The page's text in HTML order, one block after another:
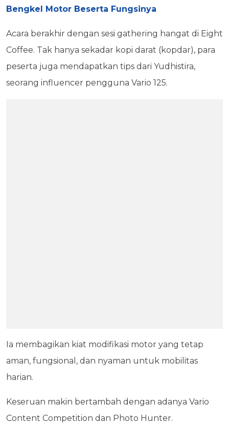
Bengkel Motor Beserta Fungsinya
Acara berakhir dengan sesi gathering hangat di Eight
Coffee. Tak hanya sekadar kopi darat (kopdar), para
peserta juga mendapatkan tips dari Yudhistira,
seorang influencer pengguna Vario 125.
Ia membagikan kiat modifikasi motor yang tetap
aman, fungsional, dan nyaman untuk mobilitas
harian.
Keseruan makin bertambah dengan adanya Vario
Content Competition dan Photo Hunter.